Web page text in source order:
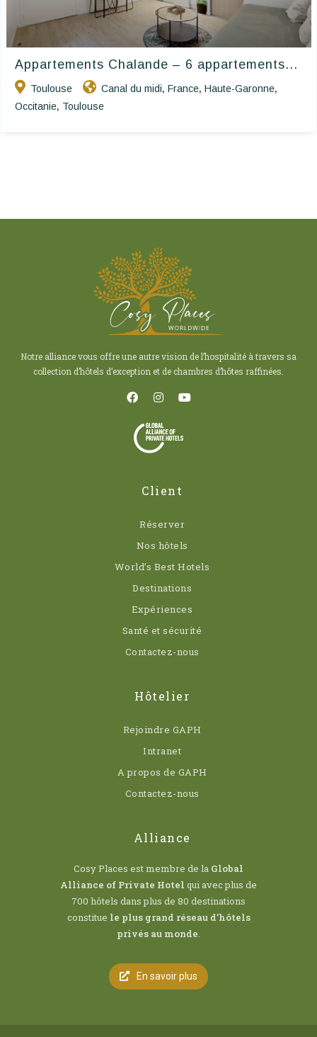
Appartements Chalande – 6 appartements...
Toulouse Canal du midi, France, Haute-Garonne,
Occitanie, Toulouse
Notre alliance vous offre une autre vision de l’hospitalité à travers sa
collection d’hôtels d’exception et de chambres d’hôtes raffinées.
Client
Réserver
Nos hôtels
World’s Best Hotels
Destinations
Expériences
Santé et sécurité
Contactez-nous
Hôtelier
Rejoindre GAPH
Intranet
A propos de GAPH
Contactez-nous
Alliance
Cosy Places est membre de la Global
Alliance of Private Hotel qui avec plus de
700 hôtels dans plus de 80 destinations
constitue le plus grand réseau d’hôtels
privés au monde.
En savoir plus